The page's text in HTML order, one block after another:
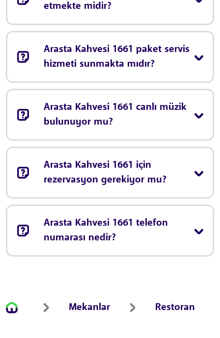
etmekte midir?
Arasta Kahvesi 1661 paket servis
hizmeti sunmakta mıdır?
Arasta Kahvesi 1661 canlı müzik
bulunuyor mu?
Arasta Kahvesi 1661 için
rezervasyon gerekiyor mu?
Arasta Kahvesi 1661 telefon
numarası nedir?
Mekanlar Restoran